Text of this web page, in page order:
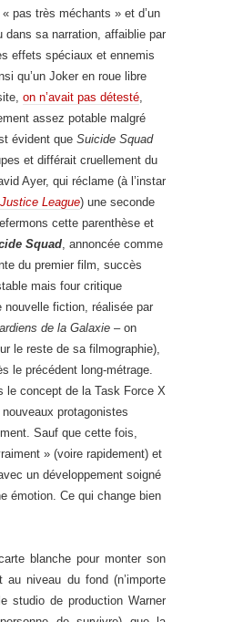
pas très méchants » et d’un
dans sa narration, affaiblie par
effets spéciaux et ennemis
qu’un Joker en roue libre
on n’avait pas détesté
assez potable malgré
évident que Suicide Squad
et différait cruellement du
Ayer, qui réclame (à l’instar
Justice League) une seconde
cette parenthèse et
Squad , annoncée comme
du premier film, succès
mais four critique
nouvelle fiction, réalisée par
de la Galaxie – on
le reste de sa filmographie),
le précédent long-métrage.
le concept de la Task Force X
protagonistes
Sauf que cette fois,
» (voire rapidement) et
un développement soigné
émotion. Ce qui change bien
blanche pour monter son
niveau du fond (n’importe
studio de production Warner